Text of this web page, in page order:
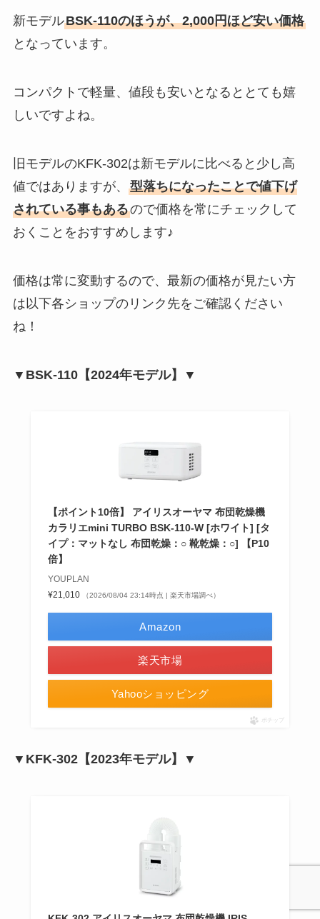
新モデルBSK-110のほうが、2,000円ほど安い価格
となっています。
コンパクトで軽量、値段も安いとなるととても嬉
しいですよね。
旧モデルのKFK-302は新モデルに比べると少し高
値ではありますが、 型落ちになったことで値下げ
されている事もあるので価格を常にチェックして
おくことをおすすめします♪
価格は常に変動するので、最新の価格が見たい方
は以下各ショップのリンク先をご確認ください
ね！
▼BSK-110【2024年モデル】▼
【ポイント10倍】 アイリスオーヤマ 布団乾燥機
カラリエmini TURBO BSK-110-W [ホワイト] [タ
イプ：マットなし 布団乾燥：○ 靴乾燥：○] 【P10
倍】
YOUPLAN
¥21,010
（2026/08/04 23:14時点 | 楽天市場調べ）
Amazon
楽天市場
Yahooショッピング
ポチップ
▼KFK-302【2023年モデル】▼